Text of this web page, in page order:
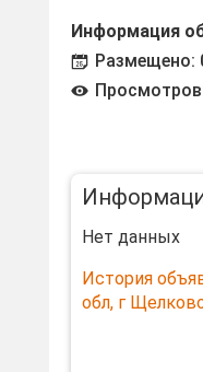
Информация
Размещено:
Нет данных
История
обл, г